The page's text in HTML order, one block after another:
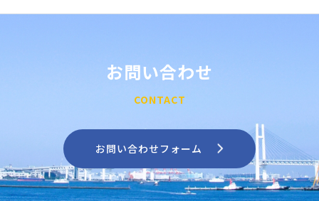
お問い合わせ
CONTACT
お問い合わせフォーム